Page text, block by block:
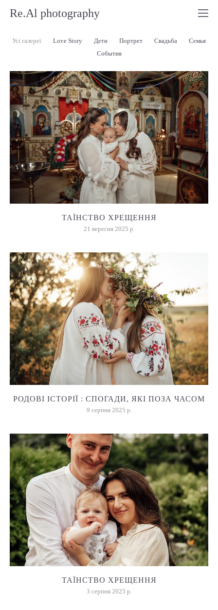
Re.Al photography
Усі галереї Love Story Дети Портрет Свадьба
Семья
События
ТАЇНСТВО ХРЕЩЕННЯ
21 вересня 2025 р.
РОДОВІ ІСТОРІЇ : СПОГАДИ, ЯКІ ПОЗА ЧАСОМ
9 серпня 2025 р.
ТАЇНСТВО ХРЕЩЕННЯ
3 серпня 2025 р.